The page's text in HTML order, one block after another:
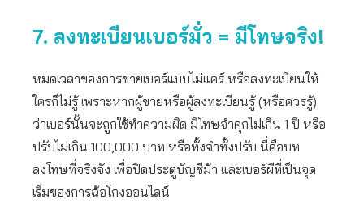
7. ลงทะเบียนเบอร์มั่ว = มีโทษจริง!
หมดเวลาของการขายเบอร์แบบไม่แคร์ หรือลงทะเบียนให้
ใครก็ไม่รู้ เพราะหากผู้ขายหรือผู้ลงทะเบียนรู้ (หรือควรรู้)
ว่าเบอร์นั้นจะถูกใช้ทำความผิด มีโทษจำคุกไม่เกิน 1 ปี หรือ
ปรับไม่เกิน 100,000 บาท หรือทั้งจำทั้งปรับ นี่คือบท
ลงโทษที่จริงจัง เพื่อปิดประตูบัญชีม้า และเบอร์ผีที่เป็นจุด
เริ่มของการฉ้อโกงออนไลน์